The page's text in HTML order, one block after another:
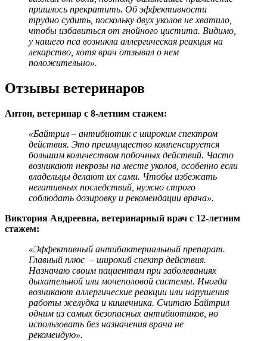
пришлось прекратить. Об эффективности
трудно судить, поскольку двух уколов не хватило,
чтобы избавиться от гнойного цистита. Видимо,
у нашего пса возникла аллергическая реакция на
лекарство, хотя врач отзывал о нем
положительно».
Отзывы ветеринаров
Антон, ветеринар с 8-летним стажем:
«Байтрил – антибиотик с широким спектром
действия. Это преимущество компенсируется
большим количеством побочных действий. Часто
возникают некрозы на месте уколов, особенно если
владельцы делают их сами. Чтобы избежать
негативных последствий, нужно строго
соблюдать дозировку и рекомендации врача».
Виктория Андреевна, ветеринарный врач с 12-летним
стажем:
«Эффективный антибактериальный препарат.
Главный плюс – широкий спектр действия.
Назначаю своим пациентам при заболеваниях
дыхательной или мочеполовой системы. Иногда
возникают аллергические реакции или нарушения
работы желудка и кишечника. Считаю Байтрил
одним из самых безопасных антибиотиков, но
использовать без назначения врача не
рекомендую».